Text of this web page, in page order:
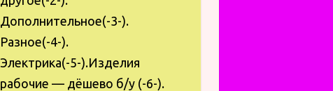
Дополнительное(-3-).
Разное(-4-).
Электрика(-5-).Изделия
рабочие — дёшево б/у (-6-).